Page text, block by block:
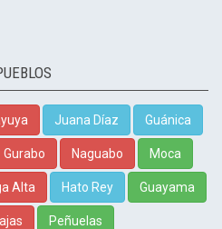
Juana Díaz Guánica
Gurabo Naguabo Moca
Alta Hato Rey Guayama
Lajas Peñuelas